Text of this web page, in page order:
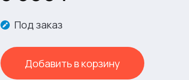
Под заказ
Добавить в корзину